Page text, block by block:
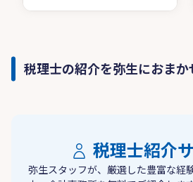
税理士の紹介を弥生におま
税理士紹介
弥生スタッフが、厳選した豊富な経